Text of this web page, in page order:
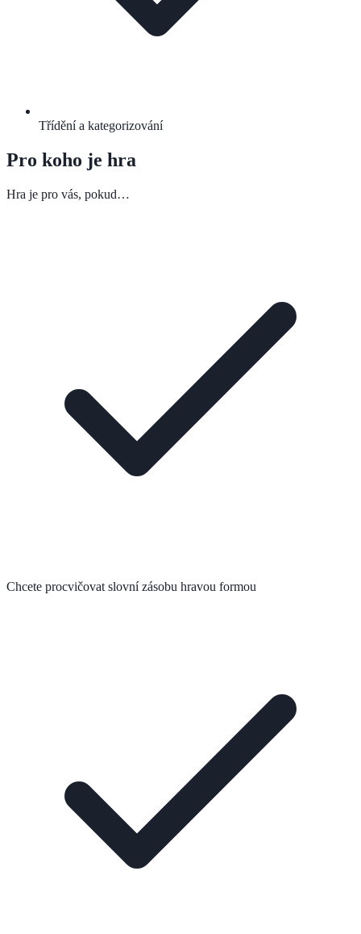
Třídění a kategorizování
Pro koho je hra
Hra je pro vás, pokud…
Chcete procvičovat slovní zásobu hravou formou